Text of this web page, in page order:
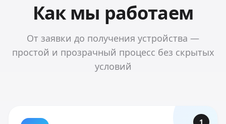
Как мы работаем
От заявки до получения устройства —
простой и прозрачный процесс без скрытых
условий
1